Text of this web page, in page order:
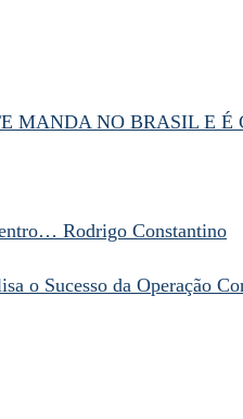
MANDA NO BRASIL E É
Rodrigo Constantino
o Sucesso da Operação